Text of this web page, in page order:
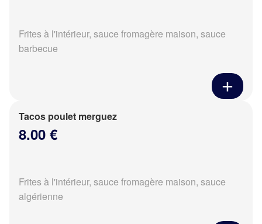
Frites à l'intérieur, sauce fromagère maison, sauce
barbecue
Tacos poulet merguez
8.00 €
Frites à l'intérieur, sauce fromagère maison, sauce
algérienne